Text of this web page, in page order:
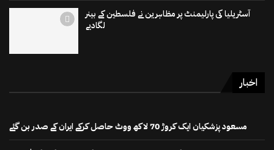
آسٹریلیا کی پارلیمنٹ پر مظاہرین نے فلسطین کے بینر
لگادیے
اخبار
مسعود پزشکیان ایک کروڑ 70 لاکھ ووٹ حاصل کرکے ایران کے صدر بن گئے